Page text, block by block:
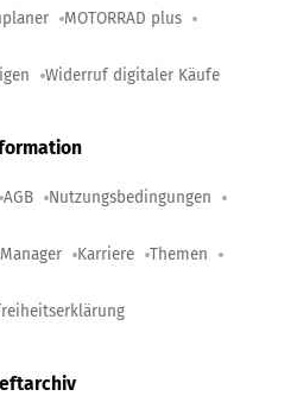
MOTORRAD plus
Widerruf digitaler Käufe
AGB Nutzungsbedingungen
Karriere Themen